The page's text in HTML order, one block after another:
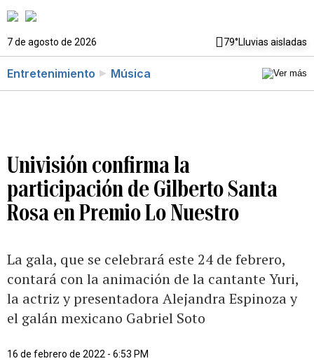
7 de agosto de 2026 79°Lluvias aisladas
Entretenimiento Música
Univisión confirma la
participación de Gilberto Santa
Rosa en Premio Lo Nuestro
La gala, que se celebrará este 24 de febrero,
contará con la animación de la cantante Yuri,
la actriz y presentadora Alejandra Espinoza y
el galán mexicano Gabriel Soto
16 de febrero de 2022 - 6:53 PM